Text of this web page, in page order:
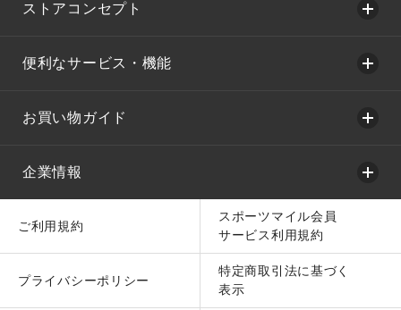
ストアコンセプト
便利なサービス・機能
お買い物ガイド
企業情報
ご利用規約
スポーツマイル会員
サービス利用規約
プライバシーポリシー
特定商取引法に基づく
表示